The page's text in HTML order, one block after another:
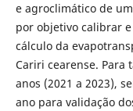
e agroclimático de
por objetivo calibrar
cálculo da
Cariri cearense. Para
anos (2021 a 2023),
ano para validação